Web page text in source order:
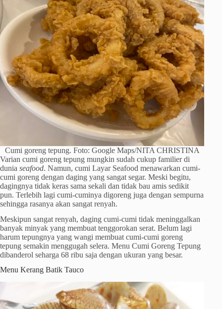
Cumi goreng tepung. Foto: Google Maps/NITA CHRISTINA
Varian cumi goreng tepung mungkin sudah cukup familier di
dunia seafood. Namun, cumi Layar Seafood menawarkan cumi-
cumi goreng dengan daging yang sangat segar. Meski begitu,
dagingnya tidak keras sama sekali dan tidak bau amis sedikit
pun. Terlebih lagi cumi-cuminya digoreng juga dengan sempurna
sehingga rasanya akan sangat renyah.
Meskipun sangat renyah, daging cumi-cumi tidak meninggalkan
banyak minyak yang membuat tenggorokan serat. Belum lagi
harum tepungnya yang wangi membuat cumi-cumi goreng
tepung semakin menggugah selera. Menu Cumi Goreng Tepung
dibanderol seharga 68 ribu saja dengan ukuran yang besar.
Menu Kerang Batik Tauco